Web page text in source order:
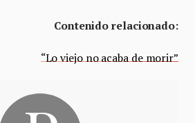
Contenido relacionado:
“Lo viejo no acaba de morir”